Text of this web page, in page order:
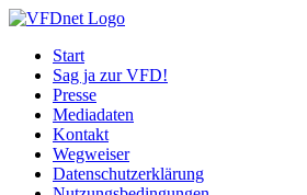
Start
Sag ja zur VFD!
Presse
Mediadaten
Kontakt
Wegweiser
Datenschutzerklärung